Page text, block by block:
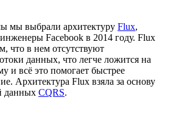
мы выбрали архитектуру Flux,
Facebook в 2014 году. Flux
что в нем отсутствуют
данных, что легче ложится на
и всё это помогает быстрее
Архитектура Flux взяла за основу
данных CQRS.